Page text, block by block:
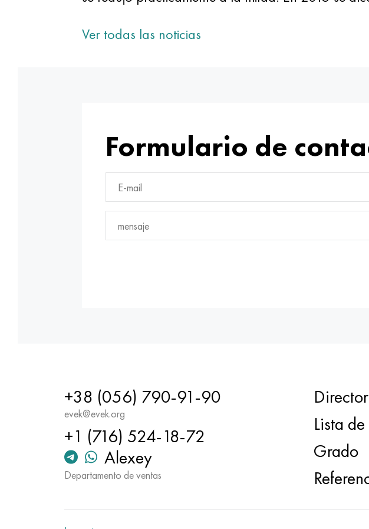
Ver todas las noticias
Formulario de
+38 (056) 790-91-90
evek@evek.org
+1 (716) 524-18-72
Alexey
Departamento de ventas
Lista
Grado